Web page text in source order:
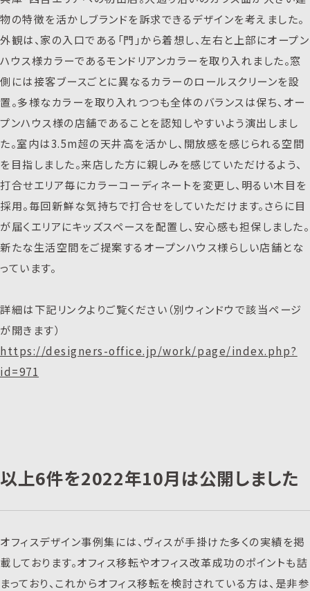
物の特徴を活かしブランドを訴求できるデザインを考えました。
外観は、家の入口である「門」から着想し、左右と上部にオープン
ハウス様カラーであるモンドリアンカラーを取り入れました。窓
側には接客ブースごとに異なるカラーのロールスクリーンを設
置。多様なカラーを取り入れつつも全体のバランスは保ち、オー
プンハウス様の店舗であることを認知しやすいよう演出しまし
た。室内は3.5m超の天井高を活かし、開放感を感じられる空間
を目指しました。来店した方に親しみを感じていただけるよう、
打合せエリア毎にカラーコーディネートを変更し、明るい木目を
採用。毎回新鮮な気持ちで打合せをしていただけます。さらに目
が届くエリアにキッズスペースを配置し、安心感も担保しました。
新たな生活空間をご提案するオープンハウス様らしい店舗とな
っています。
詳細は下記リンクよりご覧ください（別ウィンドウで該当ページ
が開きます）
https://designers-office.jp/work/page/index.php?
id=971
以上6件を2022年10月は公開しました
オフィスデザイン事例集には、ヴィスが手掛けた多くの実績を掲
載しております。オフィス移転やオフィス改革成功のポイントも詰
まっており、これからオフィス移転を検討されている方は、是非参